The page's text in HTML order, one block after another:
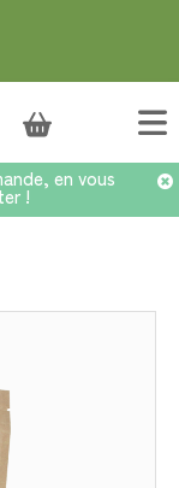
en vous
!
- Sachet